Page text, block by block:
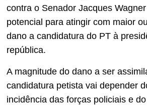
contra o Senador Jacques
potencial para atingir com maior
dano a candidatura do PT à
república.
A magnitude do dano a ser
candidatura petista vai depender
incidência das forças policiais e